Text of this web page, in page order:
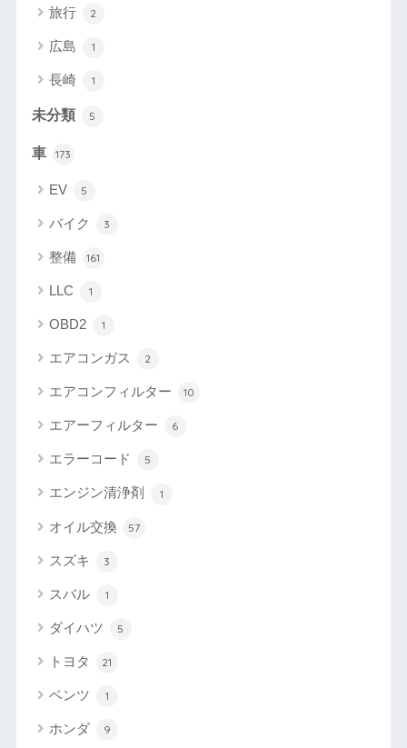
旅行 2
広島 1
長崎 1
未分類 5
車 173
EV 5
バイク 3
整備 161
LLC 1
OBD2 1
エアコンガス 2
エアコンフィルター 10
エアーフィルター 6
エラーコード 5
エンジン清浄剤 1
オイル交換 57
スズキ 3
スバル 1
ダイハツ 5
トヨタ 21
ベンツ 1
ホンダ 9